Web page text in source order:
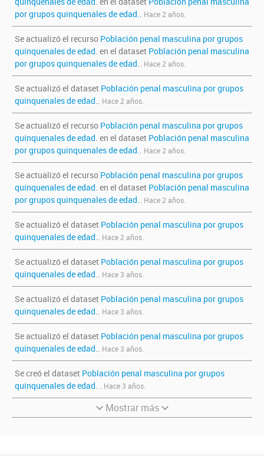
por grupos quinquenales de edad.. Hace 2 años.
Se actualizó el recurso Población penal masculina por grupos
quinquenales de edad. en el dataset Población penal masculina
por grupos quinquenales de edad.. Hace 2 años.
Se actualizó el dataset Población penal masculina por grupos
quinquenales de edad.. Hace 2 años.
Se actualizó el recurso Población penal masculina por grupos
quinquenales de edad. en el dataset Población penal masculina
por grupos quinquenales de edad.. Hace 2 años.
Se actualizó el recurso Población penal masculina por grupos
quinquenales de edad. en el dataset Población penal masculina
por grupos quinquenales de edad.. Hace 2 años.
Se actualizó el dataset Población penal masculina por grupos
quinquenales de edad.. Hace 2 años.
Se actualizó el dataset Población penal masculina por grupos
quinquenales de edad.. Hace 3 años.
Se actualizó el dataset Población penal masculina por grupos
quinquenales de edad.. Hace 3 años.
Se actualizó el dataset Población penal masculina por grupos
quinquenales de edad.. Hace 3 años.
Se creó el dataset Población penal masculina por grupos
quinquenales de edad. . Hace 3 años.
Mostrar más